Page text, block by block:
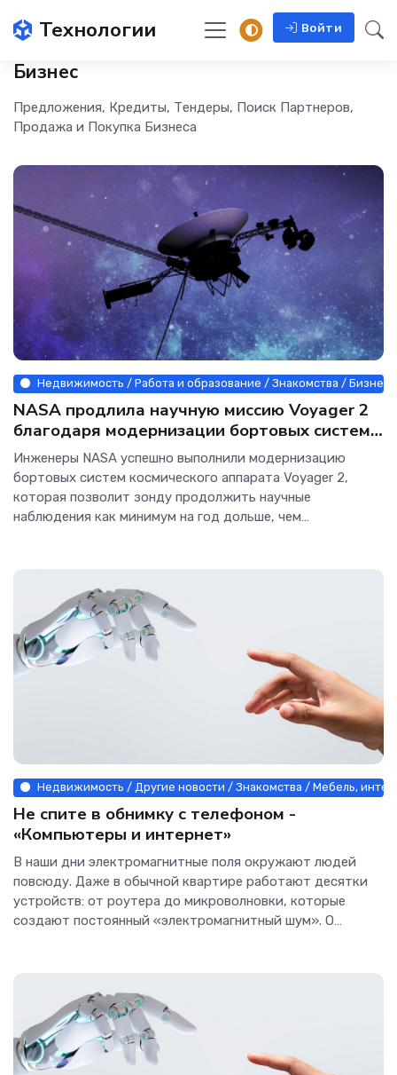
Технологии Войти
Бизнес
Предложения, Кредиты, Тендеры, Поиск Партнеров,
Продажа и Покупка Бизнеса
Недвижимость / Работа и образование / Знакомства /
NASA продлила научную миссию Voyager 2
благодаря модернизации бортовых систем -
Интернет технологии.
Инженеры NASA успешно выполнили модернизацию
бортовых систем космического аппарата Voyager 2,
которая позволит зонду продолжить научные
наблюдения как минимум на год дольше, чем
разработана для снижения
Недвижимость / Другие новости / Знакомства / Мебель,
Не спите в обнимку с телефоном -
«Компьютеры и интернет»
В наши дни электромагнитные поля окружают людей
повсюду. Даже в обычной квартире работают десятки
устройств: от роутера до микроволновки, которые
создают постоянный «электромагнитный шум». О